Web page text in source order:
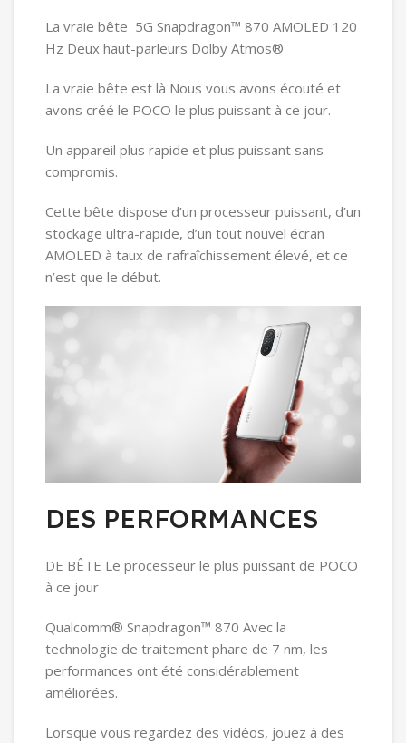
La vraie bête 5G Snapdragon™ 870 AMOLED 120
Hz Deux haut-parleurs Dolby Atmos®
La vraie bête est là Nous vous avons écouté et
avons créé le POCO le plus puissant à ce jour.
Un appareil plus rapide et plus puissant sans
compromis.
Cette bête dispose d’un processeur puissant, d’un
stockage ultra-rapide, d’un tout nouvel écran
AMOLED à taux de rafraîchissement élevé, et ce
n’est que le début.
DES PERFORMANCES
DE BÊTE Le processeur le plus puissant de POCO
à ce jour
Qualcomm® Snapdragon™ 870 Avec la
technologie de traitement phare de 7 nm, les
performances ont été considérablement
améliorées.
Lorsque vous regardez des vidéos, jouez à des